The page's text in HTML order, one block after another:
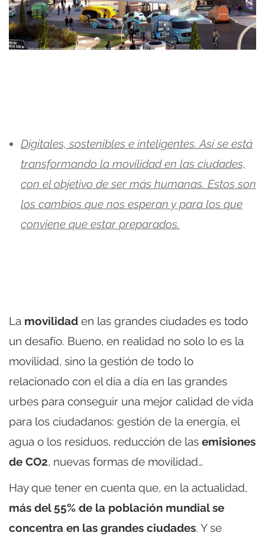
Digitales, sostenibles e inteligentes. Así se está
transformando la movilidad en las ciudades,
con el objetivo de ser más humanas. Estos son
los cambios que nos esperan y para los que
conviene que estar preparados.
La movilidad en las grandes ciudades es todo
un desafío. Bueno, en realidad no solo lo es la
movilidad, sino la gestión de todo lo
relacionado con el día a día en las grandes
urbes para conseguir una mejor calidad de vida
para los ciudadanos: gestión de la energía, el
agua o los residuos, reducción de las emisiones
de CO2, nuevas formas de movilidad…
Hay que tener en cuenta que, en la actualidad,
más del 55% de la población mundial se
concentra en las grandes ciudades. Y se